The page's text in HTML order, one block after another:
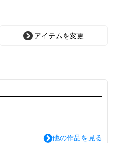
アイテムを変更
他の作品を見る